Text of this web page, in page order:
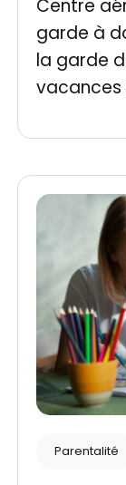
Centre
garde à
la garde
vacances
Parentalité